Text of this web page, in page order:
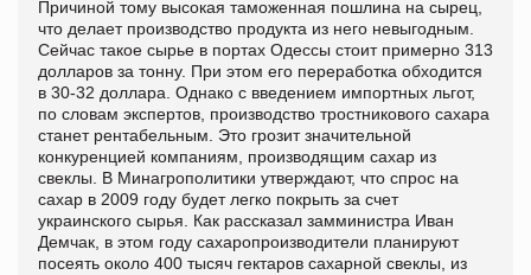
Причиной тому высокая таможенная пошлина на сырец,
что делает производство продукта из него невыгодным.
Сейчас такое сырье в портах Одессы стоит примерно 313
долларов за тонну. При этом его переработка обходится
в 30-32 доллара. Однако с введением импортных льгот,
по словам экспертов, производство тростникового сахара
станет рентабельным. Это грозит значительной
конкуренцией компаниям, производящим сахар из
свеклы. В Минагрополитики утверждают, что спрос на
сахар в 2009 году будет легко покрыть за счет
украинского сырья. Как рассказал замминистра Иван
Демчак, в этом году сахаропроизводители планируют
посеять около 400 тысяч гектаров сахарной свеклы, из